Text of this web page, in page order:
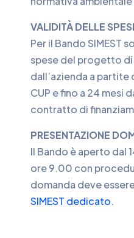
VALIDITÀ DELLE
Per il Bando SIMEST
spese del progetto
dall’azienda a partite
CUP e fino a 24 mesi
contratto di
PRESENTAZIONE
Il Bando è aperto dal
ore 9.00 con
domanda deve
SIMEST dedicato.